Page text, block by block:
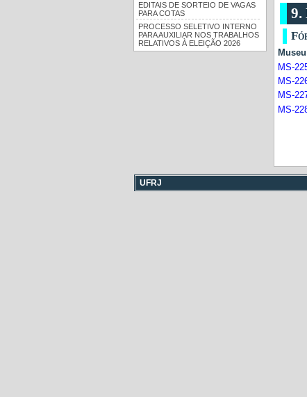
EDITAIS DE SORTEIO DE VAGAS
PARA COTAS
PROCESSO SELETIVO INTERNO
PARA AUXILIAR NOS TRABALHOS
RELATIVOS À ELEIÇÃO 2026
9.
MS-
MS-
MS-
MS-
UFRJ